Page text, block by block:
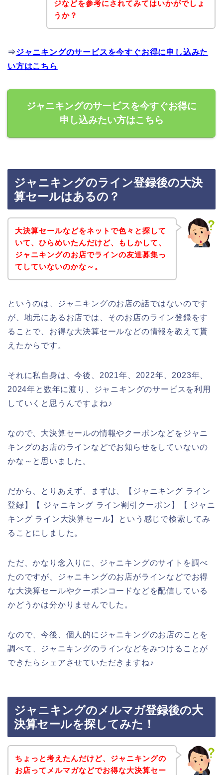
ジなどを参考にされてみてはいかがでしょ
うか？
⇒ジャニキングのサービスを今すぐお得に申し込みた
い方はこちら
ジャニキングのサービスを今すぐお得に
申し込みたい方はこちら
ジャニキングのライン登録後の大決
算セールはあるの？
大決算セールなどをネットで色々と探して
いて、ひらめいたんだけど、もしかして、
ジャニキングのお店でラインの友達募集っ
てしていないのかな～。
というのは、ジャニキングのお店の話ではないのです
が、地元にあるお店では、そのお店のライン登録をす
ることで、お得な大決算セールなどの情報を教えて貰
えたからです。
それに私自身は、今後、2021年、2022年、2023年、
2024年と数年に渡り、ジャニキングのサービスを利用
していくと思うんですよね♪
なので、大決算セールの情報やクーポンなどをジャニ
キングのお店のラインなどでお知らせをしていないの
かな～と思いました。
だから、とりあえず、まずは、【ジャニキング ライン
登録】【 ジャニキング ライン割引クーポン】【 ジャニ
キング ライン大決算セール】という感じで検索してみ
ることにしました。
ただ、かなり念入りに、ジャニキングのサイトを調べ
たのですが、ジャニキングのお店がラインなどでお得
な大決算セールやクーポンコードなどを配信している
かどうかは分かりませんでした。
なので、今後、個人的にジャニキングのお店のことを
調べて、ジャニキングのラインなどをみつけることが
できたらシェアさせていただきますね♪
ジャニキングのメルマガ登録後の大
決算セールを探してみた！
ちょっと考えたんだけど、ジャニキングの
お店ってメルマガなどでお得な大決算セー